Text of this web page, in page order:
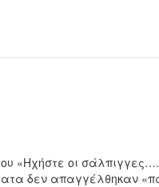
«Ηχήστε οι
δεν απαγγέλθηκαν